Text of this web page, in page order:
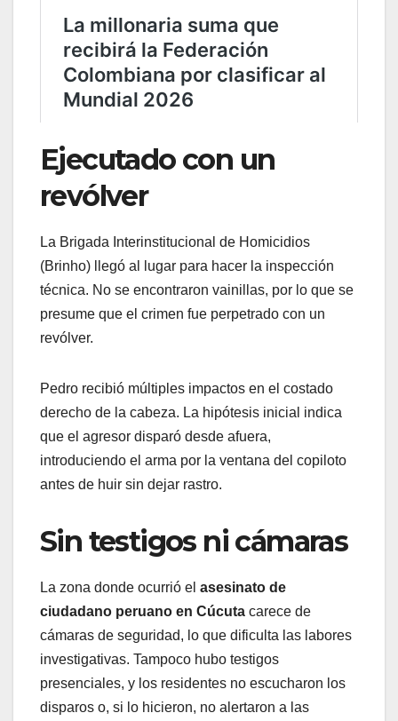
Ejecutado con un
revólver
La Brigada Interinstitucional de Homicidios
(Brinho) llegó al lugar para hacer la inspección
técnica. No se encontraron vainillas, por lo que se
presume que el crimen fue perpetrado con un
revólver.
Pedro recibió múltiples impactos en el costado
derecho de la cabeza. La hipótesis inicial indica
que el agresor disparó desde afuera,
introduciendo el arma por la ventana del copiloto
antes de huir sin dejar rastro.
Sin testigos ni cámaras
La zona donde ocurrió el asesinato de
ciudadano peruano en Cúcuta carece de
cámaras de seguridad, lo que dificulta las labores
investigativas. Tampoco hubo testigos
presenciales, y los residentes no escucharon los
disparos o, si lo hicieron, no alertaron a las